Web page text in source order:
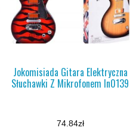
Jokomisiada Gitara Elektryczna
Słuchawki Z Mikrofonem In0139
74.84zł